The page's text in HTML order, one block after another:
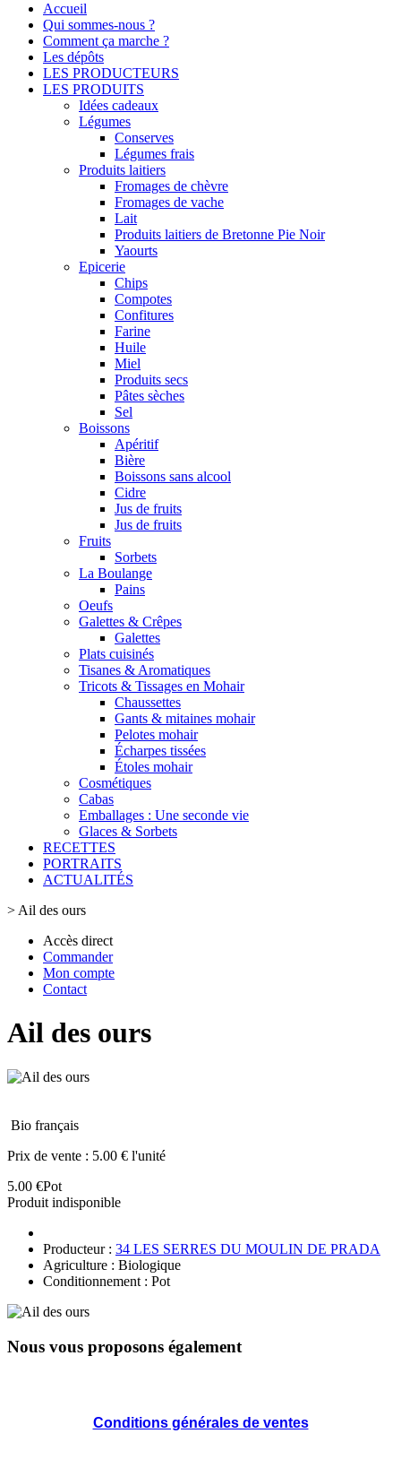
Accueil
Qui sommes-nous ?
Comment ça marche ?
Les dépôts
LES PRODUCTEURS
LES PRODUITS
Idées cadeaux
Légumes
Conserves
Légumes frais
Produits laitiers
Fromages de chèvre
Fromages de vache
Lait
Produits laitiers de Bretonne Pie Noir
Yaourts
Epicerie
Chips
Compotes
Confitures
Farine
Huile
Miel
Produits secs
Pâtes sèches
Sel
Boissons
Apéritif
Bière
Boissons sans alcool
Cidre
Jus de fruits
Jus de fruits
Fruits
Sorbets
La Boulange
Pains
Oeufs
Galettes & Crêpes
Galettes
Plats cuisinés
Tisanes & Aromatiques
Tricots & Tissages en Mohair
Chaussettes
Gants & mitaines mohair
Pelotes mohair
Écharpes tissées
Étoles mohair
Cosmétiques
Cabas
Emballages : Une seconde vie
Glaces & Sorbets
RECETTES
PORTRAITS
ACTUALITÉS
> Ail des ours
Accès direct
Commander
Mon compte
Contact
Ail des ours
Bio français
Prix de vente : 5.00 € l'unité
5.00 €Pot
Produit indisponible
Producteur : 34 LES SERRES DU MOULIN DE PRADA
Agriculture : Biologique
Conditionnement : Pot
Nous vous proposons également
Conditions générales de ventes